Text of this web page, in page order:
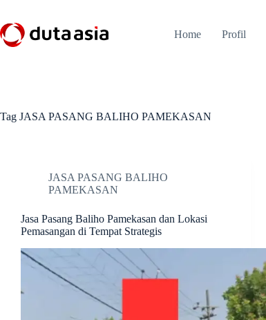
content
Home Profil
Tag JASA PASANG BALIHO PAMEKASAN
JASA PASANG BALIHO
PAMEKASAN
Jasa Pasang Baliho Pamekasan dan Lokasi
Pemasangan di Tempat Strategis